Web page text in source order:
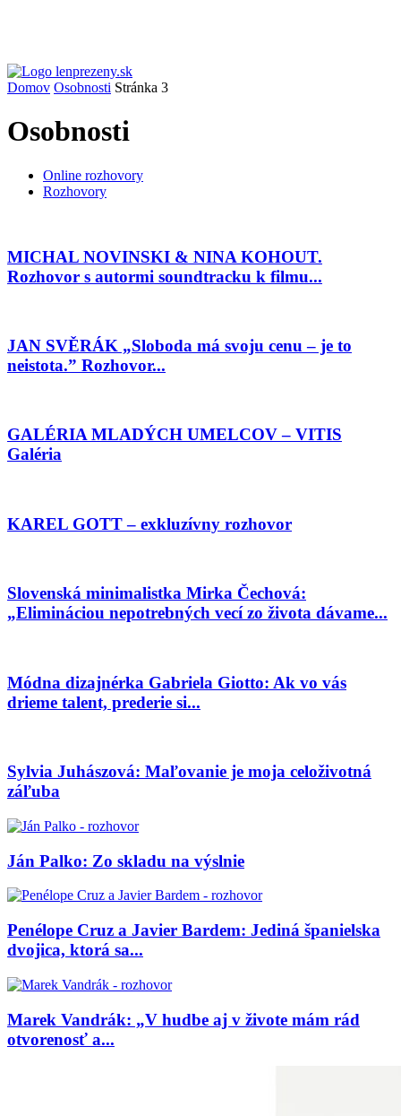
Domov Osobnosti Stránka 3
Osobnosti
Online rozhovory
Rozhovory
MICHAL NOVINSKI & NINA KOHOUT.
Rozhovor s autormi soundtracku k filmu...
JAN SVĚRÁK „Sloboda má svoju cenu – je to
neistota.” Rozhovor...
GALÉRIA MLADÝCH UMELCOV – VITIS
Galéria
KAREL GOTT – exkluzívny rozhovor
Slovenská minimalistka Mirka Čechová:
„Elimináciou nepotrebných vecí zo života dávame...
Módna dizajnérka Gabriela Giotto: Ak vo vás
drieme talent, prederie si...
Sylvia Juhászová: Maľovanie je moja celoživotná
záľuba
Ján Palko: Zo skladu na výslnie
Penélope Cruz a Javier Bardem: Jediná španielska
dvojica, ktorá sa...
Marek Vandrák: „V hudbe aj v živote mám rád
otvorenosť a...